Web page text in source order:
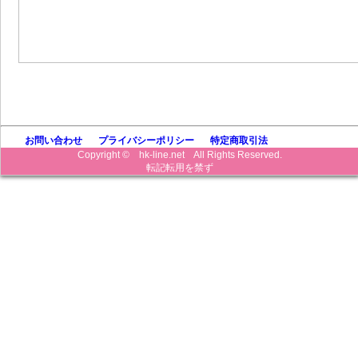
お問い合わせ プライバシーポリシー
特定商取引法
Copyright © hk-line.net All Rights Reserved.
転記転用を禁ず